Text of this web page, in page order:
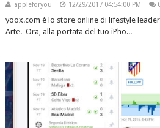
appleforyou 12/29/2017 04:54:00 PM
yoox.com è lo store online di lifestyle
Arte. Ora, alla portata del tuo iPho...